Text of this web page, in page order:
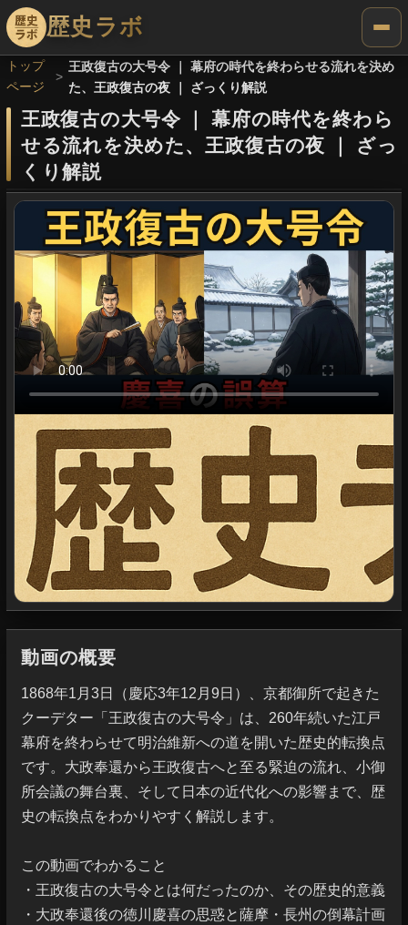
歴史ラボ
トップ
ページ
王政復古の大号令 ｜ 幕府の時代を終わらせる流れを決め
た、王政復古の夜 ｜ ざっくり解説
王政復古の大号令｜ 幕府の時代を終わら
せる流れを決めた、王政復古の夜
ざっ
くり解説
動画の概要
1868年1月3日（慶応3年12月9日）、京都御所で起きた
クーデター「王政復古の大号令」は、260年続いた江戸
幕府を終わらせて明治維新への道を開いた歴史的転換点
です。大政奉還から王政復古へと至る緊迫の流れ、小御
所会議の舞台裏、そして日本の近代化への影響まで、歴
史の転換点をわかりやすく解説します。
この動画でわかること
・王政復古の大号令とは何だったのか、その歴史的意義
・大政奉還後の徳川慶喜の思惑と薩摩・長州の倒幕計画